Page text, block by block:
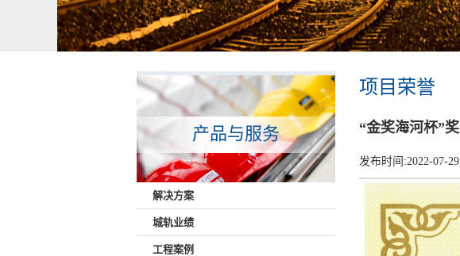
产品与服务
解决方案
城轨业绩
工程案例
项目荣誉
“金奖海河杯”奖
发布时间:2022-07-29